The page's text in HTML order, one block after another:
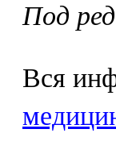
Под
Вся